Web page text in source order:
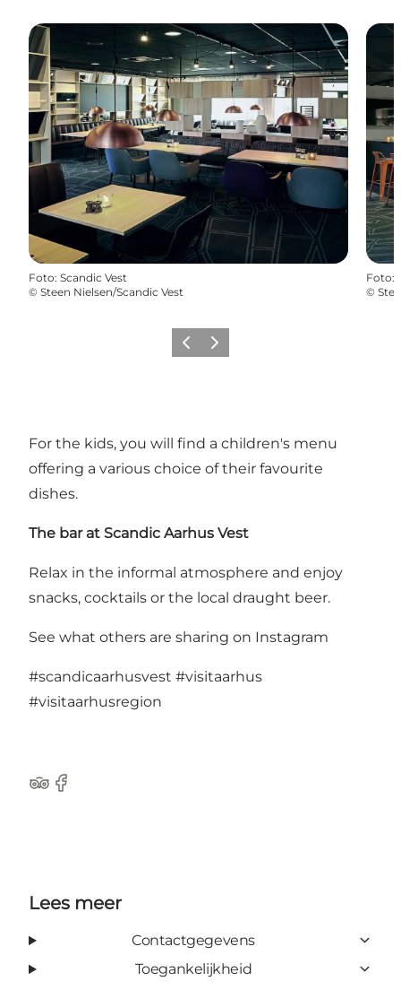
Foto: Scandic Vest
© Steen Nielsen/Scandic Vest
Foto:
©
Vorige Volgende
For the kids, you will find a children's menu
offering a various choice of their favourite
dishes.
The bar at Scandic Aarhus Vest
Relax in the informal atmosphere and enjoy
snacks, cocktails or the local draught beer.
See what others are sharing on Instagram
#scandicaarhusvest #visitaarhus
#visitaarhusregion
TripAdvisor
Facebook
Lees meer
Contactgegevens
Toegankelijkheid